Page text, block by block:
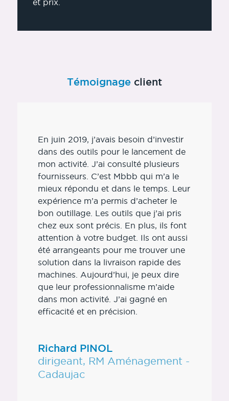
et prix.
Témoignageclient
En juin 2019, j’avais besoin d’investir
dans des outils pour le lancement de
mon activité. J’ai consulté plusieurs
fournisseurs. C’est Mbbb qui m’a le
mieux répondu et dans le temps. Leur
expérience m’a permis d’acheter le
bon outillage. Les outils que j’ai pris
chez eux sont précis. En plus, ils font
attention à votre budget. Ils ont aussi
été arrangeants pour me trouver une
solution dans la livraison rapide des
machines. Aujourd’hui, je peux dire
que leur professionnalisme m’aide
dans mon activité. J’ai gagné en
efficacité et en précision.
Richard PINOL
dirigeant, RM Aménagement -
Cadaujac